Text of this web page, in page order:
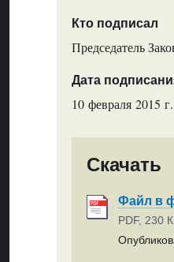
Кто подписал
Председатель
Дата
10 февраля 2015 г.
Скачать
Файл в
PDF, 230